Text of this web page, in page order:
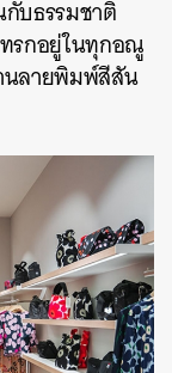
บธรรมชาติ
รกอยู่ในทุกอณู
นลายพิมพ์สีสัน